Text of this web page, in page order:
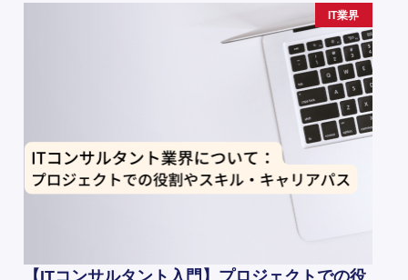
IT業界
【ITコンサルタント入門】プロジェクトでの役